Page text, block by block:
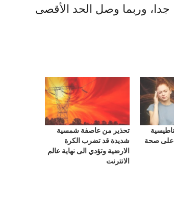
جدا، وربما وصل الحد الأقصى
صحة
تحذير من عاصفة شمسية
شديدة قد تضرب الكرة
الارضية وتؤدي الى نهاية عالم
الانترنت